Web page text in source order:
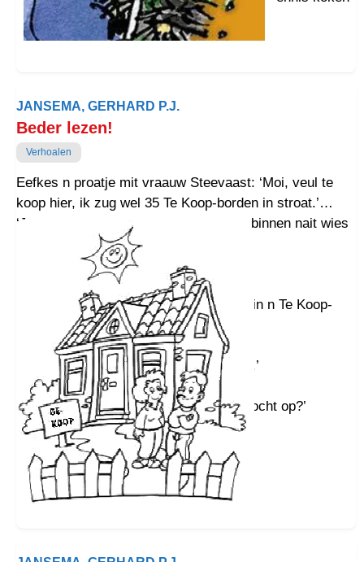
in de grode Harssenspan.
JANSEMA, GERHARD P.J.
Beder lezen!
Verhoalen
Eefkes n proatje mit vraauw Steevaast: ‘Moi, veul te
koop hier, ik zug wel 35 Te Koop-borden in stroat.’
‘Joa, lu baiden over vroagpries hèn … binnen nait wies
‘Hou dat zo? ‘
‘Nou, k woon hier al 47 joar goud.’
‘Oh … eh … mor woarom hebben joe din n Te Koop-
bord in toen?’
‘Ik? Kin je nait lezen?’
‘Eh … oh wacht … der staait: Ge Koop.’
‘Juust!’
‘Mor … mor … woarom staait der Verkocht op?’
‘Oh joa? Beder lezen!’
‘Eh … oh, der staait: Verknocht.’
‘Zo is t mor net … moi.’